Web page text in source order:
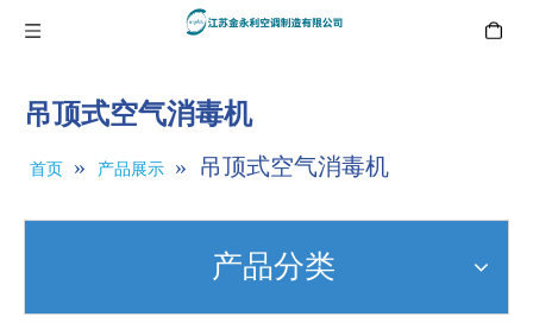
吊顶式空气消毒机
首页 » 产品展示 » 吊顶式空气消毒机
产品分类